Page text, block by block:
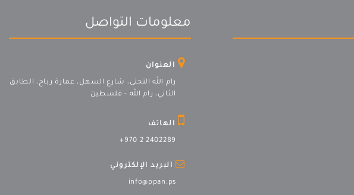
معلومات التواصل
العنوان
رام الله التحتى، شارع السهل، عمارة رباح، الطابق
الثاني، رام الله - فلسطين
الهاتف
+970 2 2402289
البريد الإلكتروني
info@ppan.ps